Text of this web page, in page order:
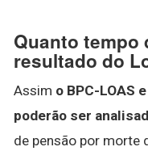
Quanto tempo
resultado do
Assim o BPC-LOAS
poderão ser
de pensão por morte